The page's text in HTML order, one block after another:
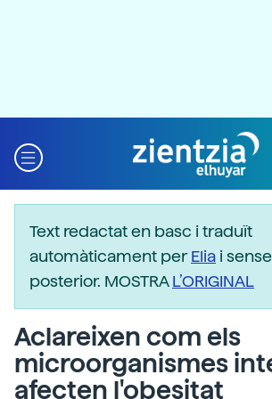
Text redactat en basc i traduït
automàticament perElia i
posterior. MOSTRAL’ORIGINAL
Aclareixen com els
microorganismes
afecten l'obesitat